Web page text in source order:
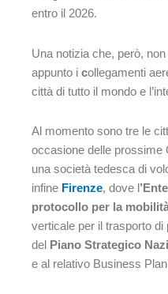
entro il 2026.
Una notizia che, però,
appunto i collegamenti
città di tutto il mondo e
Al momento sono tre le
occasione delle prossime
una società tedesca di
infine Firenze, dove l
protocollo per la
verticale per il trasporto di
del Piano Strategico
e al relativo Business